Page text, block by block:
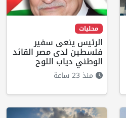
محليات
الرئيس ينعى سفير
فلسطين لدى مصر القائد
الوطني دياب اللوح
منذ 23 ساعة